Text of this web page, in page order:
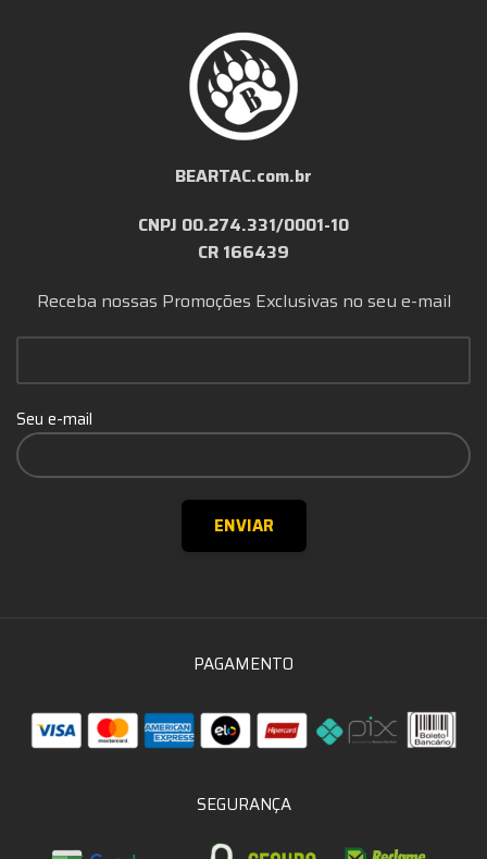
BEARTAC.com.br
CNPJ 00.274.331/0001-10
CR 166439
Receba nossas Promoções Exclusivas no seu e-mail
Seu e-mail
PAGAMENTO
SEGURANÇA